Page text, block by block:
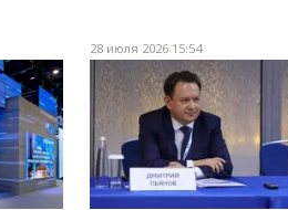
28 июля 2026 15:54